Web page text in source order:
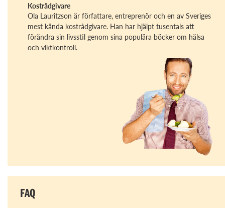
Kostrådgivare
Ola Lauritzson är författare, entreprenör och en av Sveriges
mest kända kostrådgivare. Han har hjälpt tusentals att
förändra sin livsstil genom sina populära böcker om hälsa
och viktkontroll.
FAQ